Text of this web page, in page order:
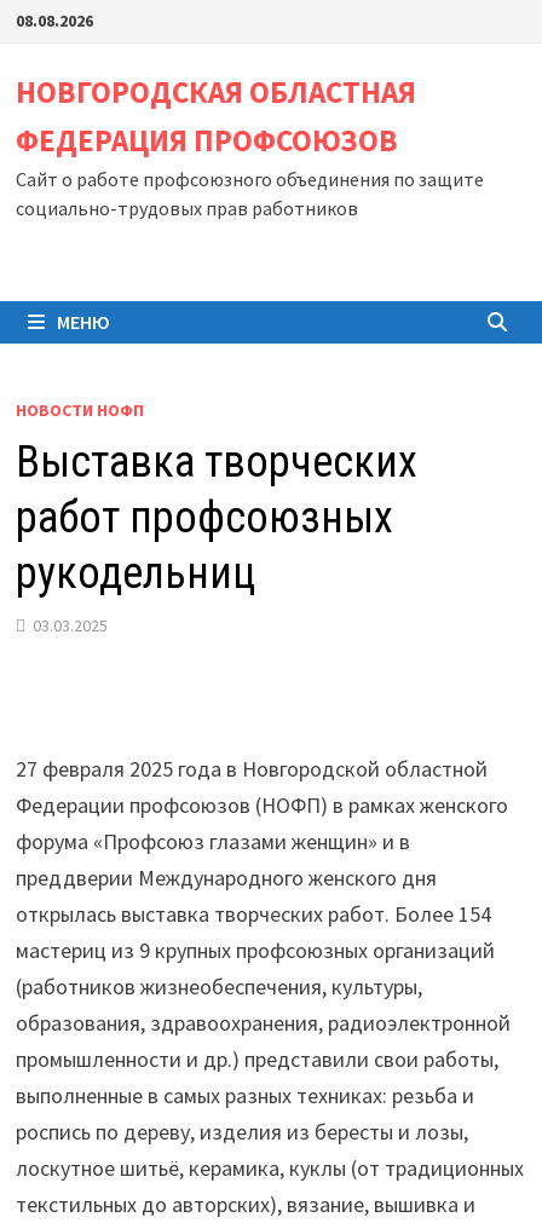
Перейти
содержимому
08.08.2026
НОВГОРОДСКАЯ ОБЛАСТНАЯ
ФЕДЕРАЦИЯ ПРОФСОЮЗОВ
Сайт о работе профсоюзного объединения по защите
социально-трудовых прав работников
МЕНЮ
НОВОСТИ НОФП
Выставка творческих
работ профсоюзных
рукодельниц
03.03.2025
27 февраля 2025 года в Новгородской областной
Федерации профсоюзов (НОФП) в рамках женского
форума «Профсоюз глазами женщин» и в
преддверии Международного женского дня
открылась выставка творческих работ. Более 154
мастериц из 9 крупных профсоюзных организаций
(работников жизнеобеспечения, культуры,
образования, здравоохранения, радиоэлектронной
промышленности и др.) представили свои работы,
выполненные в самых разных техниках: резьба и
роспись по дереву, изделия из бересты и лозы,
лоскутное шитьё, керамика, куклы (от традиционных
текстильных до авторских), вязание, вышивка и